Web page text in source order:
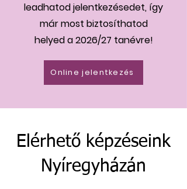
leadhatod jelentkezésedet, így
már most biztosíthatod
helyed a 2026/27 tanévre!
Online jelentkezés
Elérhető képzéseink
Nyíregyházán